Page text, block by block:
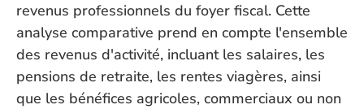
revenus professionnels du foyer fiscal. Cette
analyse comparative prend en compte l'ensemble
des revenus d'activité, incluant les salaires, les
pensions de retraite, les rentes viagères, ainsi
que les bénéfices agricoles, commerciaux ou non